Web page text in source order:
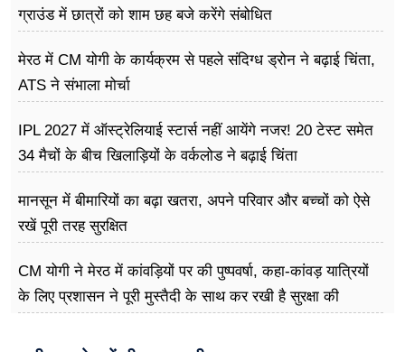
ग्राउंड में छात्रों को शाम छह बजे करेंगे संबोधित
मेरठ में CM योगी के कार्यक्रम से पहले संदिग्ध ड्रोन ने बढ़ाई चिंता,
ATS ने संभाला मोर्चा
IPL 2027 में ऑस्ट्रेलियाई स्टार्स नहीं आयेंगे नजर! 20 टेस्ट समेत
34 मैचों के बीच खिलाड़ियों के वर्कलोड ने बढ़ाई चिंता
मानसून में बीमारियों का बढ़ा खतरा, अपने परिवार और बच्चों को ऐसे
रखें पूरी तरह सुरक्षित
CM योगी ने मेरठ में कांवड़ियों पर की पुष्पवर्षा, कहा-कांवड़ यात्रियों
के लिए प्रशासन ने पूरी मुस्तैदी के साथ कर रखी है सुरक्षा की